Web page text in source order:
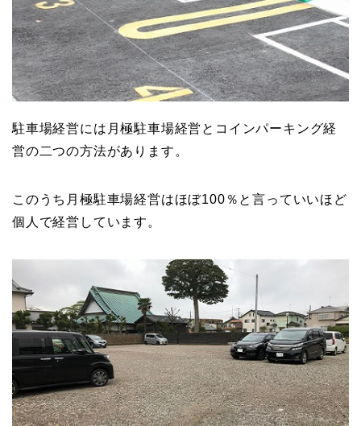
駐車場経営には月極駐車場経営とコインパーキング経
営の二つの方法があります。
このうち月極駐車場経営はほぼ100％と言っていいほど
個人で経営しています。